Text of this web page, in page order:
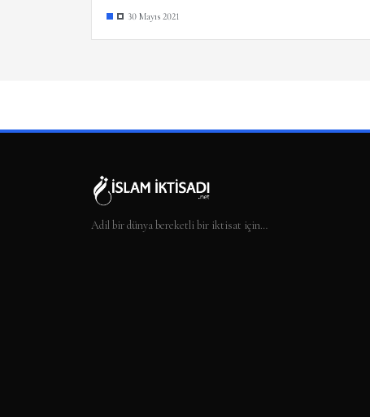
30 Mayıs 2021
Adil bir dünya bereketli bir iktisat için…